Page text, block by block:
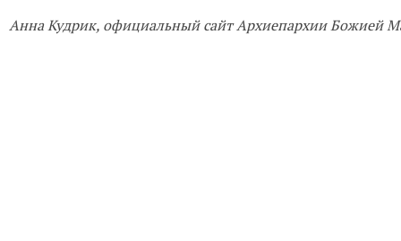
Анна Кудрик, официальный сайт Архиепархии Божией